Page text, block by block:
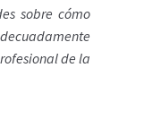
sobre cómo
de la